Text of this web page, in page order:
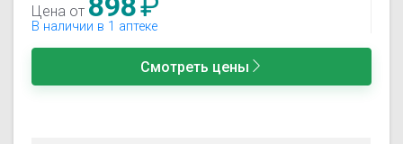
Цена от
В наличии в 1 аптеке
Смотреть цены